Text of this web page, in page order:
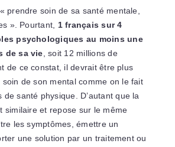
prendre soin de sa santé mentale,
». Pourtant, 1 français sur 4
psychologiques au moins une
de sa vie , soit 12 millions de
de ce constat, il devrait être plus
de son mental comme on le fait
de santé physique. D’autant que la
similaire et repose sur le même
les symptômes, émettre un
une solution par un traitement ou